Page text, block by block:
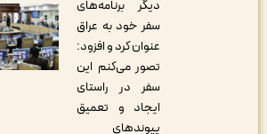
دیگر برنامه‌های
سفر خود به عراق
عنوان کرد و افزود:
تصور می‌کنم این
سفر در راستای
ایجاد و تعمیق
پیوندهای